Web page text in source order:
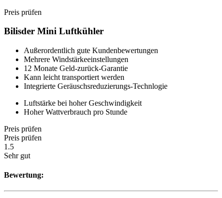
Preis prüfen
Bilisder Mini Luftkühler
Außerordentlich gute Kundenbewertungen
Mehrere Windstärkeeinstellungen
12 Monate Geld-zurück-Garantie
Kann leicht transportiert werden
Integrierte Geräuschsreduzierungs-Technlogie
Luftstärke bei hoher Geschwindigkeit
Hoher Wattverbrauch pro Stunde
Preis prüfen
Preis prüfen
1.5
Sehr gut
Bewertung: